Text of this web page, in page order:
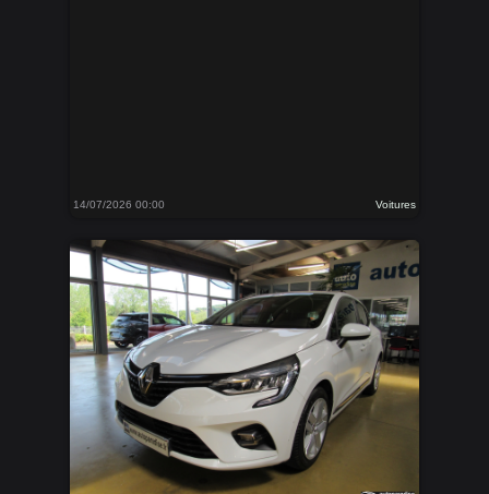
14/07/2026 00:00 Voitures